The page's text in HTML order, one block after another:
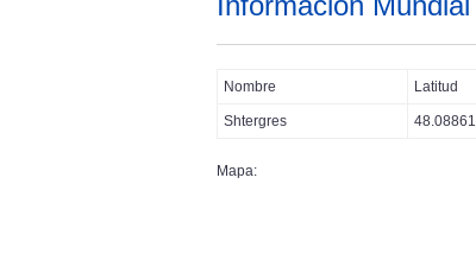
Nombre Latitud
Shtergres 48.08861
Mapa: